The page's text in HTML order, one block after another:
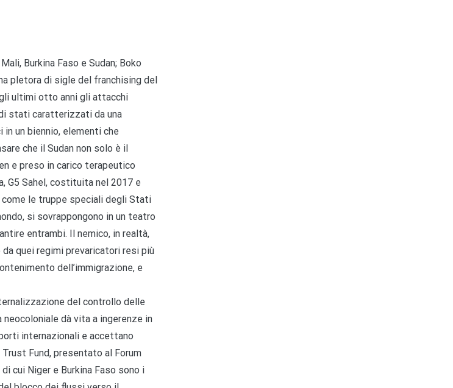
Burkina Faso e Sudan; Boko
pletora di sigle del franchising del
ultimi otto anni gli attacchi
stati caratterizzati da una
un biennio, elementi che
che il Sudan non solo è il
e preso in carico terapeutico
G5 Sahel, costituita nel 2017 e
come le truppe speciali degli Stati
si sovrappongono in un teatro
entrambi. Il nemico, in realtà,
da quei regimi prevaricatori resi più
dell’immigrazione, e
del controllo delle
dà vita a ingerenze in
internazionali e accettano
Fund, presentato al Forum
cui Niger e Burkina Faso sono i